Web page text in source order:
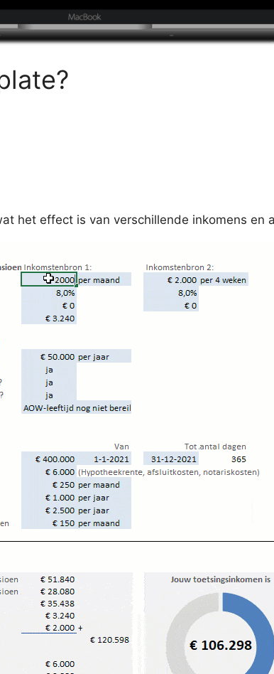
het effect is van verschillende inkomens en